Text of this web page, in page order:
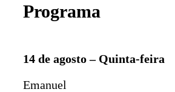
Programa
14 de agosto – Quinta-feira
Emanuel